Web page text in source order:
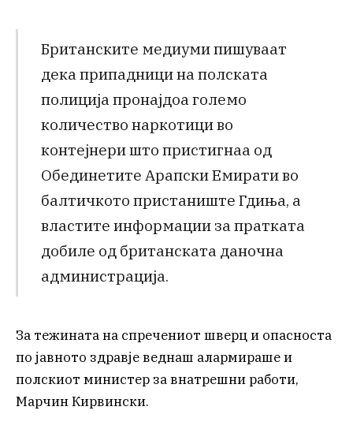
Британските медиуми пишуваат
дека припадници на полската
полиција пронајдоа големо
количество наркотици во
контејнери што пристигнаа од
Обединетите Арапски Емирати во
балтичкото пристаниште Гдиња, а
властите информации за пратката
добиле од британската даночна
администрација.
За тежината на спречениот шверц и опасноста
по јавното здравје веднаш алармираше и
полскиот министер за внатрешни работи,
Марчин Кирвински.